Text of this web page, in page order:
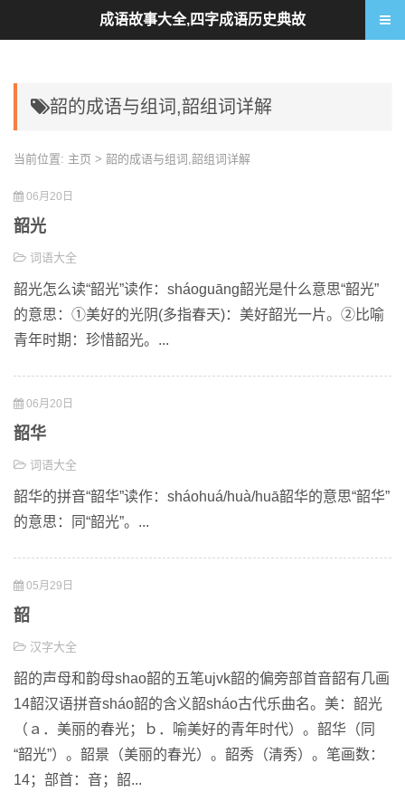
韶的成语与组词,韶组词详解
当前位置: 主页 > 韶的成语与组词,韶组词详解
06月20日
韶光
词语大全
韶光怎么读“韶光”读作：sháoguāng韶光是什么意思“韶光”
的意思：①美好的光阴(多指春天)：美好韶光一片。②比喻
青年时期：珍惜韶光。...
06月20日
韶华
词语大全
韶华的拼音“韶华”读作：sháohuá/huà/huā韶华的意思“韶华”
的意思：同“韶光”。...
05月29日
韶
汉字大全
韶的声母和韵母shao韶的五笔ujvk韶的偏旁部首音韶有几画
14韶汉语拼音sháo韶的含义韶sháo古代乐曲名。美：韶光
（ａ．美丽的春光；ｂ．喻美好的青年时代）。韶华（同
“韶光”）。韶景（美丽的春光）。韶秀（清秀）。笔画数：
14；部首：音；韶...
成语故事大全,四字成语历史典故